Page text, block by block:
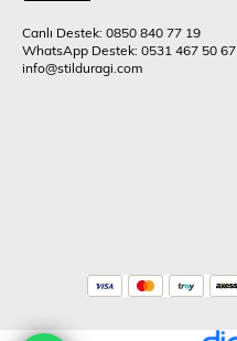
Canlı Destek: 0850 840 77 19
WhatsApp Destek: 0531 467 50 67
info@stilduragi.com